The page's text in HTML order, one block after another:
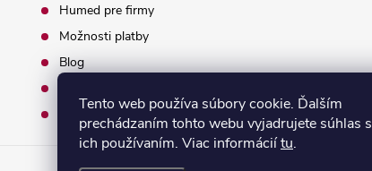
Tento web používa súbory cookie. Ďalším
prechádzaním tohto webu vyjadrujete súhlas s
ich používaním. Viac informáciítu.
Humed pre firmy
Možnosti platby
Blog
Kontakty